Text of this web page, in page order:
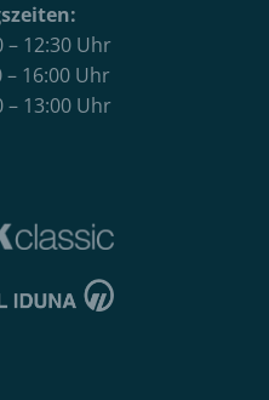
– 12:30 Uhr
Uhr
13:00 Uhr